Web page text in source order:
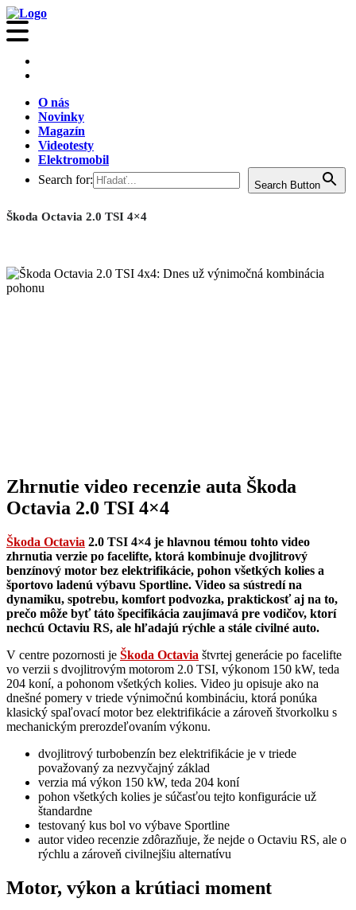
O nás
Novinky
Magazín
Videotesty
Elektromobil
Search for:
Search Button
Škoda Octavia 2.0 TSI 4×4
Zhrnutie video recenzie auta Škoda
Octavia 2.0 TSI 4×4
Škoda Octavia 2.0 TSI 4×4 je hlavnou témou tohto video
zhrnutia verzie po facelifte, ktorá kombinuje dvojlitrový
benzínový motor bez elektrifikácie, pohon všetkých kolies a
športovo ladenú výbavu Sportline. Video sa sústredí na
dynamiku, spotrebu, komfort podvozka, praktickosť aj na to,
prečo môže byť táto špecifikácia zaujímavá pre vodičov, ktorí
nechcú Octaviu RS, ale hľadajú rýchle a stále civilné auto.
V centre pozornosti je Škoda Octavia štvrtej generácie po facelifte
vo verzii s dvojlitrovým motorom 2.0 TSI, výkonom 150 kW, teda
204 koní, a pohonom všetkých kolies. Video ju opisuje ako na
dnešné pomery v triede výnimočnú kombináciu, ktorá ponúka
klasický spaľovací motor bez elektrifikácie a zároveň štvorkolku s
mechanickým prerozdeľovaním výkonu.
dvojlitrový turbobenzín bez elektrifikácie je v triede
považovaný za nezvyčajný základ
verzia má výkon 150 kW, teda 204 koní
pohon všetkých kolies je súčasťou tejto konfigurácie už
štandardne
testovaný kus bol vo výbave Sportline
autor video recenzie zdôrazňuje, že nejde o Octaviu RS, ale o
rýchlu a zároveň civilnejšiu alternatívu
Motor, výkon a krútiaci moment